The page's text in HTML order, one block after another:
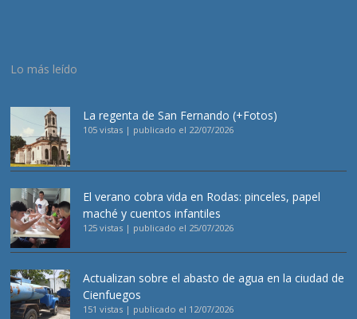
Lo más leído
La regenta de San Fernando (+Fotos)
105 vistas | publicado el 22/07/2026
El verano cobra vida en Rodas: pinceles, papel
maché y cuentos infantiles
125 vistas | publicado el 25/07/2026
Actualizan sobre el abasto de agua en la ciudad de
Cienfuegos
151 vistas | publicado el 12/07/2026